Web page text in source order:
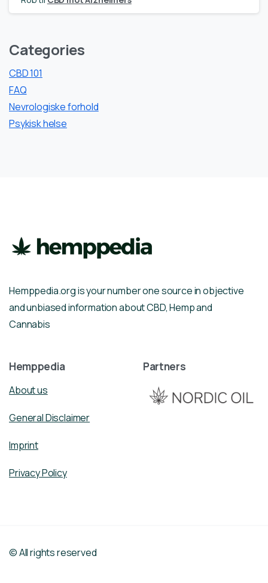
Categories
CBD 101
FAQ
Nevrologiske forhold
Psykisk helse
Hemppedia.org is your number one source in objective
and unbiased information about CBD, Hemp and
Cannabis
Hemppedia
About us
General Disclaimer
Imprint
Privacy Policy
Partners
© All rights reserved